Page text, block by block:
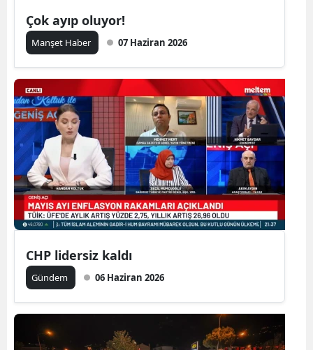
Çok ayıp oluyor!
Manşet Haber 07 Haziran 2026
CHP lidersiz kaldı
Gündem 06 Haziran 2026